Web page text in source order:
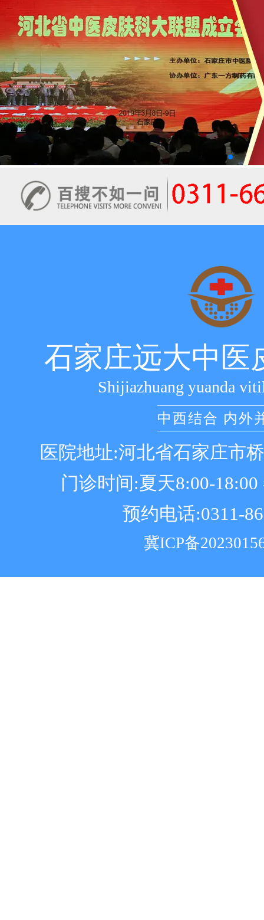
石家庄远大中医
Shijiazhuang yuanda
中西结合 内外
医院地址:河北省石家庄市
门诊时间:夏天8:00-18:00
预约电话:0311-
冀ICP备